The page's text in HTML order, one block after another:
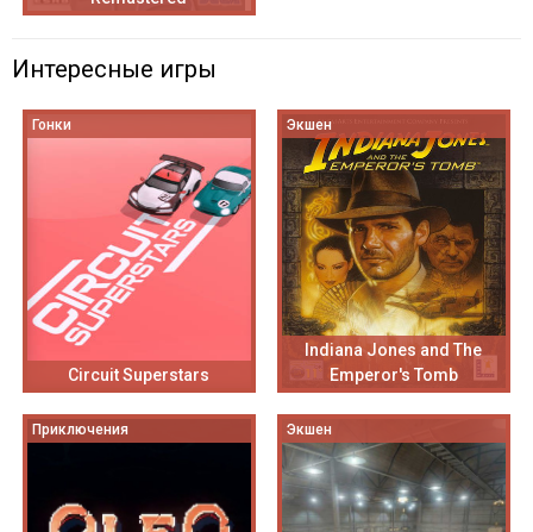
Интересные игры
Гонки
Circuit Superstars
Экшен
Indiana Jones and The
Emperor's Tomb
Приключения Экшен